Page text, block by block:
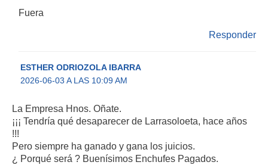
Fuera
Responder
ESTHER ODRIOZOLA IBARRA
2026-06-03 A LAS 10:09 AM
La Empresa Hnos. Oñate.
¡¡¡ Tendría qué desaparecer de Larrasoloeta, hace años
!!!
Pero siempre ha ganado y gana los juicios.
¿ Porqué será ? Buenísimos Enchufes Pagados.